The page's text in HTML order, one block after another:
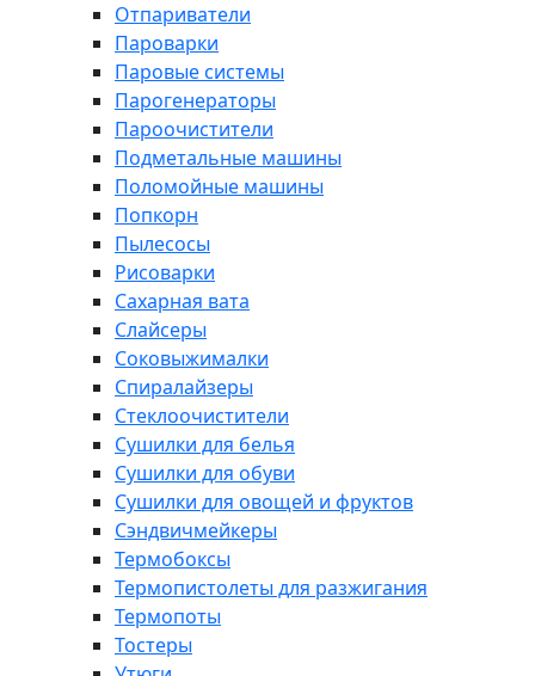
Отпариватели
Пароварки
Паровые системы
Парогенераторы
Пароочистители
Подметальные машины
Поломойные машины
Попкорн
Пылесосы
Рисоварки
Сахарная вата
Слайсеры
Соковыжималки
Спиралайзеры
Стеклоочистители
Сушилки для белья
Сушилки для обуви
Сушилки для овощей и фруктов
Сэндвичмейкеры
Термобоксы
Термопистолеты для разжигания
Термопоты
Тостеры